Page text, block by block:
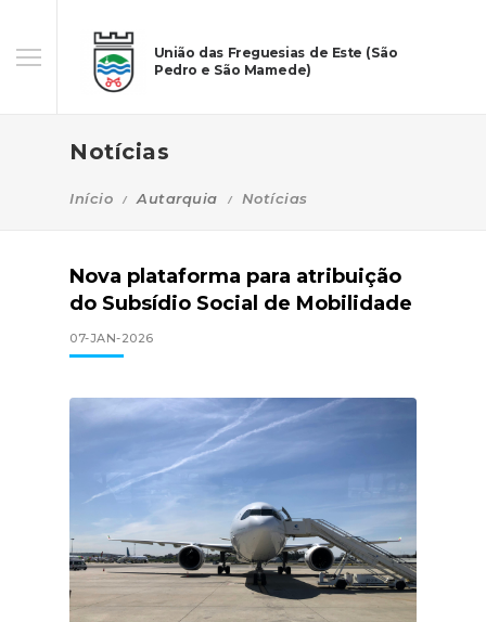
União das Freguesias de Este (São
Pedro e São Mamede)
Notícias
Início Autarquia Notícias
Nova plataforma para atribuição
do Subsídio Social de Mobilidade
07-JAN-2026